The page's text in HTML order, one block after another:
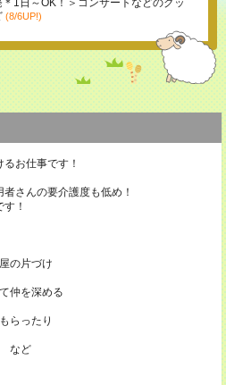
1日～OK！＞コンサートなどのグッ
(8/6UP!)
お仕事です！
さんの要介護度も低め！
！
の片づけ
仲を深める
らったり
など